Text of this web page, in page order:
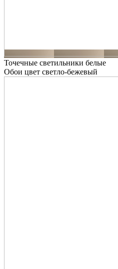
Точечные светильники белые
Обои цвет светло-бежевый